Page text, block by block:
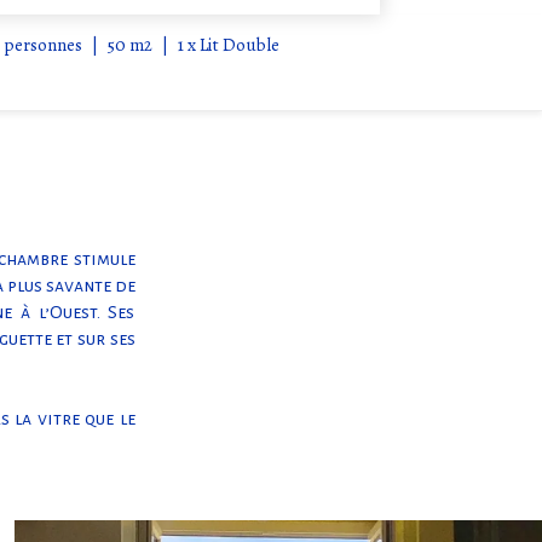
personnes 50 m2 1 x Lit Double
stimule
plus savante de
l’Ouest. Ses
et sur ses
la vitre que le